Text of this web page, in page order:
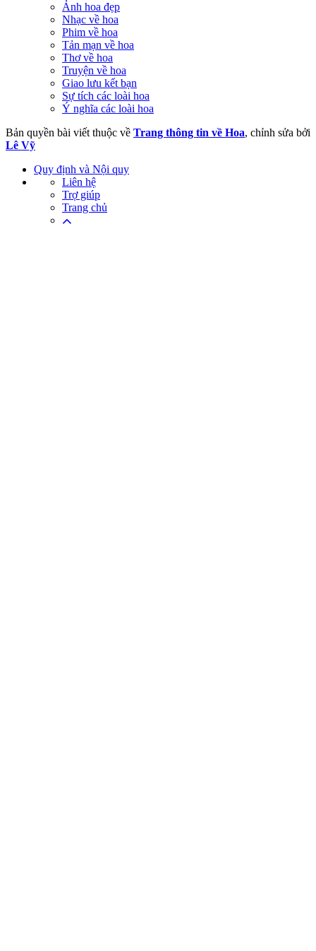
Ảnh hoa đẹp
Nhạc về hoa
Phim về hoa
Tản mạn về hoa
Thơ về hoa
Truyện về hoa
Giao lưu kết bạn
Sự tích các loài hoa
Ý nghĩa các loài hoa
Bản quyền bài viết thuộc về Trang thông tin về Hoa, chỉnh sửa bởi
Lê Vỹ
Quy định và Nội quy
Liên hệ
Trợ giúp
Trang chủ